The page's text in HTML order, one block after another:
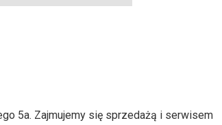
5a. Zajmujemy się sprzedażą i serwisem